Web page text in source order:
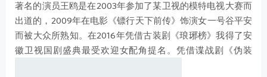
著名的演员王鸥是在2003年参加了某卫视的模特电视大赛而
出道的，2009年在电影《镖行天下前传》饰演女一号谷平安
而被大众所熟知。在2016年凭借古装剧《琅琊榜》我得了安
徽卫视国剧盛典最受欢迎女配角提名。凭借谍战剧《伪装